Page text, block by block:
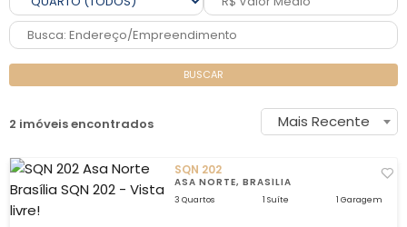
BUSCAR
2 imóveis encontrados Mais Recente
SQN 202
ASA NORTE, BRASÍLIA
3 Quartos 1 Suíte 1 Garagem